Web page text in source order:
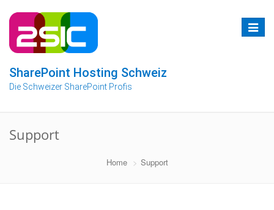
Inhalt
springen
Toggle
SharePoint Hosting Schweiz
Die Schweizer SharePoint Profis
Support
Home Support